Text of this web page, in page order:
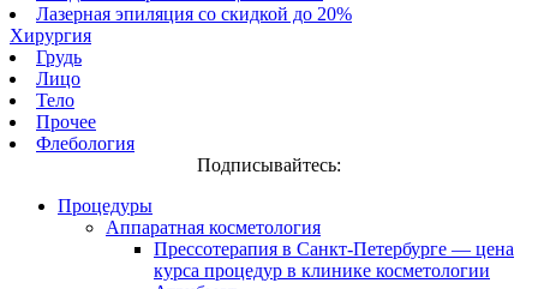
Лазерная эпиляция со скидкой до 20%
Хирургия
Грудь
Лицо
Тело
Прочее
Флебология
Подписывайтесь:
Процедуры
Аппаратная косметология
Прессотерапия в Санкт-Петербурге — цена
курса процедур в клинике косметологии